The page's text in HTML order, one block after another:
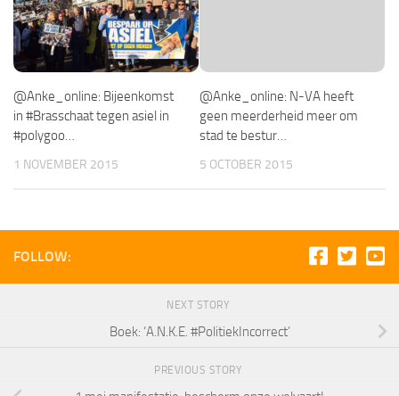
@Anke_online: Bijeenkomst
in #Brasschaat tegen asiel in
#polygoo…
1 NOVEMBER 2015
@Anke_online: N-VA heeft
geen meerderheid meer om
stad te bestur…
5 OCTOBER 2015
FOLLOW:
NEXT STORY
Boek: ‘A.N.K.E. #PolitiekIncorrect’
PREVIOUS STORY